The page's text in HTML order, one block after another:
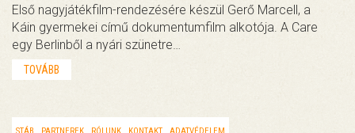
Első nagyjátékfilm-rendezésére készül Gerő Marcell, a
Káin gyermekei című dokumentumfilm alkotója. A Care
egy Berlinből a nyári szünetre…
TOVÁBB